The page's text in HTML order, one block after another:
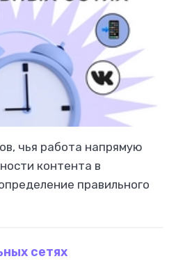
чья работа напрямую
контента в
правильного
постов – не просто
сетях